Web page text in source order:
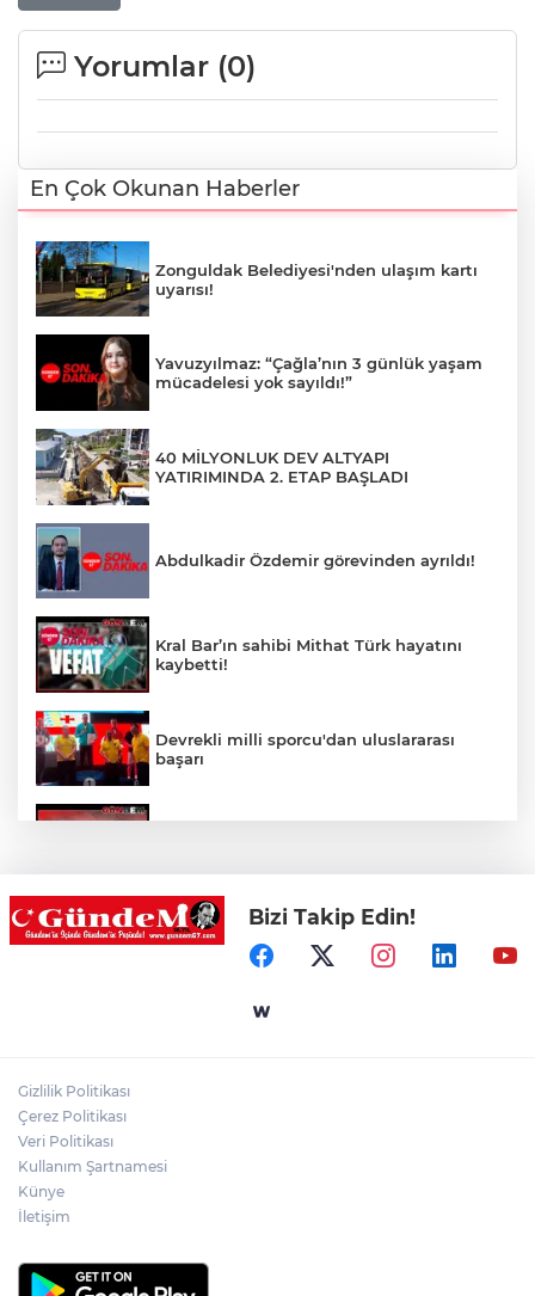
Yorumlar (0)
En Çok Okunan Haberler
Zonguldak Belediyesi'nden ulaşım kartı
uyarısı!
Yavuzyılmaz: “Çağla’nın 3 günlük yaşam
mücadelesi yok sayıldı!”
40 MİLYONLUK DEV ALTYAPI
YATIRIMINDA 2. ETAP BAŞLADI
Abdulkadir Özdemir görevinden ayrıldı!
Kral Bar’ın sahibi Mithat Türk hayatını
kaybetti!
Devrekli milli sporcu'dan uluslararası
başarı
Yol çalışmaları öncesi güzergâhlarda
inceleme yapıldı!
Kilimli'de modern tesislerde yüzme
Bizi Takip Edin!
Gizlilik Politikası
Çerez Politikası
Veri Politikası
Kullanım Şartnamesi
Künye
İletişim